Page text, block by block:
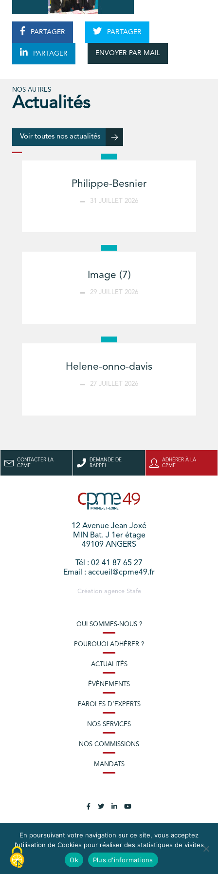
PARTAGER PARTAGER
PARTAGER ENVOYER PAR MAIL
NOS AUTRES
Actualités
Voir toutes nos actualités
Philippe-Besnier
31 JUILLET 2026
Image (7)
29 JUILLET 2026
Helene-onno-davis
27 JUILLET 2026
CONTACTER LA
CPME
DEMANDE DE
RAPPEL
ADHÉRER À LA
CPME
12 Avenue Jean Joxé
MIN Bat. J 1er étage
49109 ANGERS
Tél : 02 41 87 65 27
Email : accueil@cpme49.fr
Création agence Stafe
QUI SOMMES-NOUS ?
POURQUOI ADHÉRER ?
ACTUALITÉS
ÉVÈNEMENTS
PAROLES D’EXPERTS
NOS SERVICES
NOS COMMISSIONS
MANDATS
PLAN DU SITE
MENTIONS LÉGALES
CONTACTEZ LA CPME
En poursuivant votre navigation sur ce site, vous acceptez
l’utilisation de Cookies pour réaliser des statistiques de visites
Ok
Plus d'informations